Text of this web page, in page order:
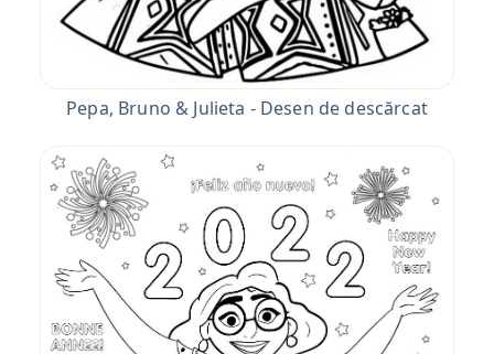
Pepa, Bruno & Julieta - Desen de descărcat